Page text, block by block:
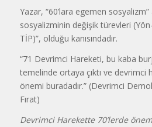
Yazar, “60’lara egemen sosyalizm”
sosyalizminin değişik türevleri
TİP)”, olduğu kanısındadır.
“71 Devrimci Hareketi, bu kaba
temelinde ortaya çıktı ve devrimci
önemi buradadır.” (Devrimci
Fırat)
Devrimci Harekette 70’lerde